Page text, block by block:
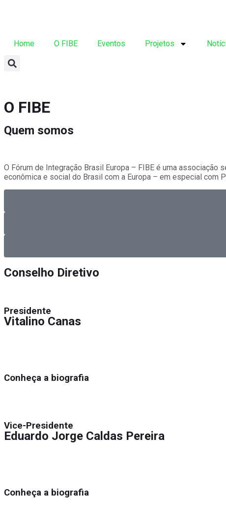
Home O FIBE Eventos Projetos
O FIBE
Quem somos
O Fórum de Integração Brasil Europa – FIBE é uma
econômica e social do Brasil com a Europa – em especial com
Conselho Diretivo
Presidente
Vitalino Canas
Conheça a biografia
Vice-Presidente
Eduardo Jorge Caldas Pereira
Conheça a biografia